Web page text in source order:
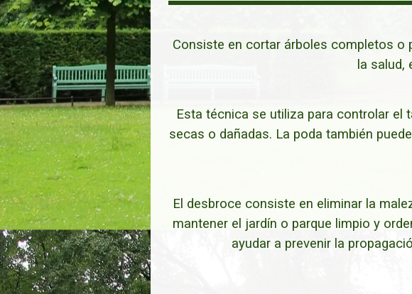
Consiste en cortar árboles completos
la salud,
Esta técnica se utiliza para controlar el
secas o dañadas. La poda también
El desbroce consiste en eliminar la
mantener el jardín o parque limpio y
ayudar a prevenir la